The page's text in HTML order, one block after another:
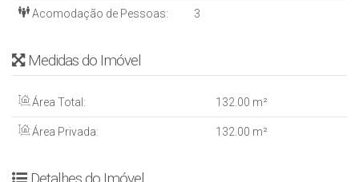
– Spa
– ⁠Vista mar
– ⁠Playground
– ⁠Sala de jogos
– ⁠Brinquedoteca
– ⁠Piscina aquecida
Acomodação de Pessoas: 3
Medidas do Imóvel
Área Total: 132 .00 m²
Área Privada: 132 .00 m²